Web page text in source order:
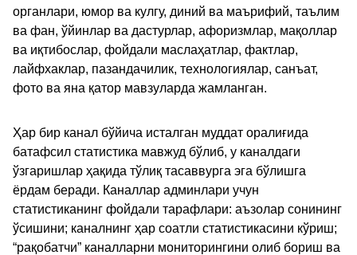
органлари, юмор ва кулгу, диний ва маърифий, таълим
ва фан, ўйинлар ва дастурлар, афоризмлар, мақоллар
ва иқтибослар, фойдали маслаҳатлар, фактлар,
лайфхаклар, пазандачилик, технологиялар, санъат,
фото ва яна қатор мавзуларда жамланган.
Ҳар бир канал бўйича исталган муддат оралиғида
батафсил статистика мавжуд бўлиб, у каналдаги
ўзгаришлар ҳақида тўлиқ тасаввурга эга бўлишга
ёрдам беради. Каналлар админлари учун
статистиканинг фойдали тарафлари: аъзолар сонининг
ўсишини; каналнинг ҳар соатли статистикасини кўриш;
“рақобатчи” каналларни мониторингини олиб бориш ва